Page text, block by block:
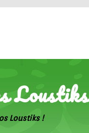
Loustiks
Loustiks !